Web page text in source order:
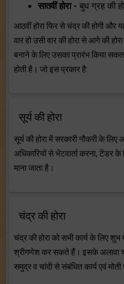
सातवीं होरा - बुध ग्रह की
आठवीं होरा फिर से चंद्र की होगी और
वार हो उसी वार की होरा से आगे की
बनाने के लिए उसका प्रारंभ किया
होती है। जो इस प्रकार है:
सूर्य की होरा
सूर्य की होरा में सरकारी नौकरी के
अधिकारियों से भेंटवार्ता करना, टेंडर
माना जाता है।
चंद्र की होरा
चंद्र की होरा को सभी कार्य के लिए शुभ
श्रीगणेश कर सकते हैं। इसके अलावा
समुद्र व चांदी से संबंधित कार्य एवं